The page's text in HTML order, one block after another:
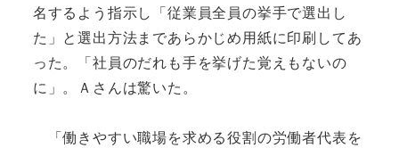
名するよう指示し「従業員全員の挙手で選出し
た」と選出方法まであらかじめ用紙に印刷してあ
った。「社員のだれも手を挙げた覚えもないの
に」。Ａさんは驚いた。
「働きやすい職場を求める役割の労働者代表を